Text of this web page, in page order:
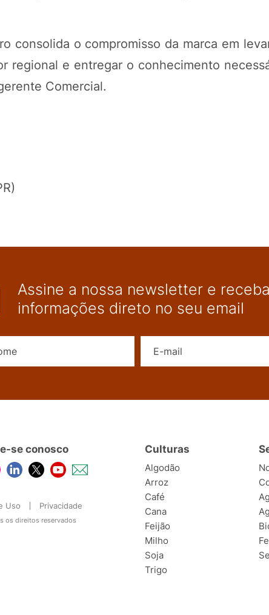
consolida o compromisso da marca em
regional e entregar o conhecimento
Comercial.
Assine a nossa newsletter e
informações direto no seu email
se conosco
Uso Privacidade
os direitos reservados
Culturas
Algodão
Arroz
Café
Cana
Feijão
Milho
Soja
Trigo